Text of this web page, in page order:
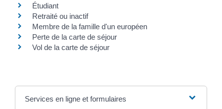
Étudiant
Retraité ou inactif
Membre de la famille d'un européen
Perte de la carte de séjour
Vol de la carte de séjour
Services en ligne et formulaires